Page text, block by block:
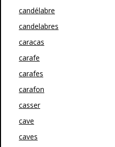
candélabre
candelabres
caracas
carafe
carafes
carafon
casser
cave
caves